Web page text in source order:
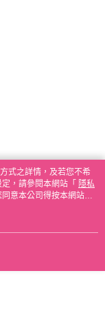
式之詳情，及若您不希
，請參閱本網站「 隱私
意本公司得按本網站使